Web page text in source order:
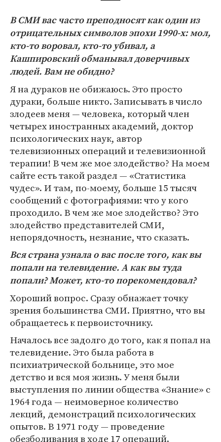
В СМИ вас часто преподносят как один из
отрицательных символов эпохи 1990-х: мол,
кто-то воровал, кто-то убивал, а
Кашпировский обманывал доверчивых
людей. Вам не обидно?
Я на дураков не обижаюсь. Это просто
дураки, больше никто. Записывать в число
злодеев меня — человека, который член
четырех иностранных академий, доктор
психологических наук, автор
телевизионных операций и телевизионной
терапии! В чем же мое злодейство? На моем
сайте есть такой раздел — «Статистика
чудес». И там, по-моему, больше 15 тысяч
сообщений с фотографиями: что у кого
проходило. В чем же мое злодейство? Это
злодейство представителей СМИ,
непорядочность, незнание, что сказать.
Вся страна узнала о вас после того, как вы
попали на телевидение. А как вы туда
попали? Может, кто-то порекомендовал?
Хороший вопрос. Сразу обнажает точку
зрения большинства СМИ. Приятно, что вы
обращаетесь к первоисточнику.
Началось все задолго до того, как я попал на
телевидение. Это была работа в
психиатрической больнице, это мое
детство и вся моя жизнь. У меня были
выступления по линии общества «Знание» с
1964 года — неимоверное количество
лекций, демонстраций психологических
опытов. В 1971 году — проведение
обезболивания в ходе 17 операций.